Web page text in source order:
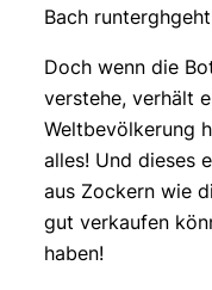
Bach
Doch wenn die
verstehe, verhält
Weltbevölkerung
alles! Und dieses
aus Zockern wie
gut verkaufen
haben!